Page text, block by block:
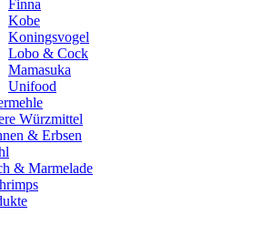
Finna
Kobe
Koningsvogel
Lobo & Cock
Mamasuka
Unifood
Würzmittel
& Erbsen
& Marmelade